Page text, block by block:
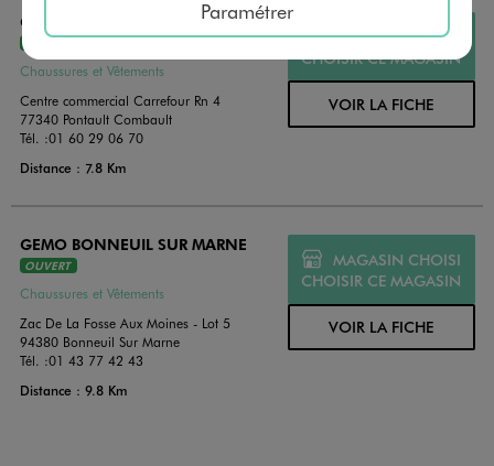
GEMO PONTAULT COMBAULT
OUVERT
Chaussures et Vêtements
Centre commercial Carrefour Rn 4
77340 Pontault Combault
Tél. :01 60 29 06 70
Distance : 7.8 Km
MAGASIN CHOISI
CHOISIR CE MAGASIN
VOIR LA FICHE
GEMO BONNEUIL SUR MARNE
OUVERT
Chaussures et Vêtements
Zac De La Fosse Aux Moines - Lot 5
94380 Bonneuil Sur Marne
Tél. :01 43 77 42 43
Distance : 9.8 Km
MAGASIN CHOISI
CHOISIR CE MAGASIN
VOIR LA FICHE
Paramétrer